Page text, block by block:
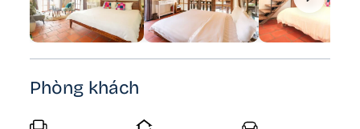
Phòng khách